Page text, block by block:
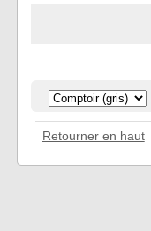
Retourner en haut